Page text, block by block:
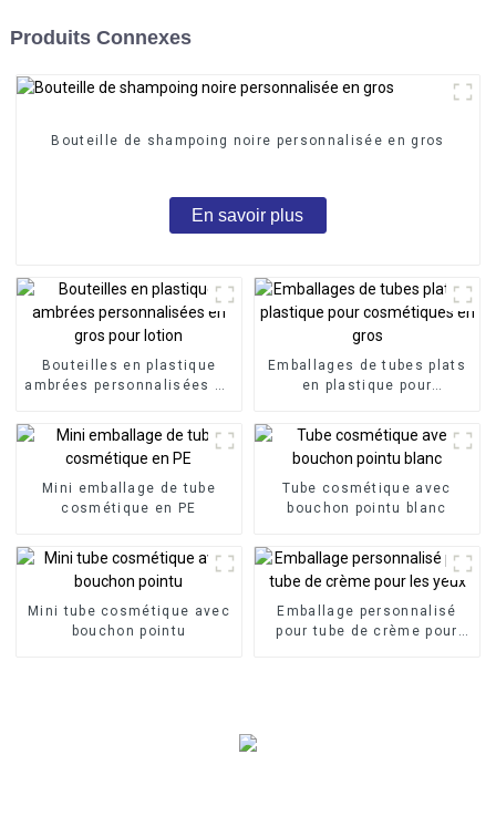
Produits Connexes
Bouteille de shampoing noire personnalisée en gros
En savoir plus
Bouteilles en plastique
ambrées personnalisées en
Emballages de tubes plats
en plastique pour
Mini emballage de tube
cosmétique en PE
Tube cosmétique avec
bouchon pointu blanc
Mini tube cosmétique avec
bouchon pointu
Emballage personnalisé
pour tube de crème pour